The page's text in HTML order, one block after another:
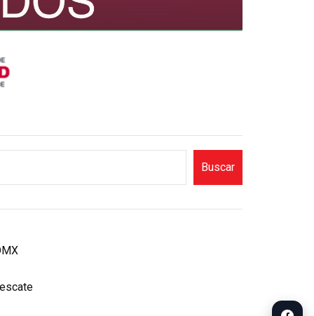
Buscar